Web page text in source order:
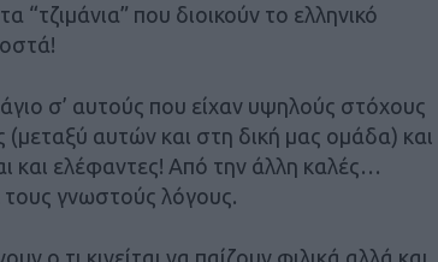
που διοικούν το ελληνικό
σ’ αυτούς που είχαν υψηλούς στόχους
αυτών και στη δική μας ομάδα) και
και ελέφαντες! Από την άλλη καλές…
τους γνωστούς λόγους.
ο,τι κινείται να παίζουν φιλικά αλλά και